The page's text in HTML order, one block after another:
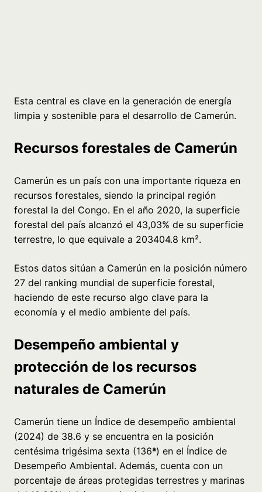
Esta central es clave en la generación de energía
limpia y sostenible para el desarrollo de Camerún.
Recursos forestales de Camerún
Camerún es un país con una importante riqueza en
recursos forestales, siendo la principal región
forestal la del Congo. En el año 2020, la superficie
forestal del país alcanzó el 43,03% de su superficie
terrestre, lo que equivale a 203404.8 km².
Estos datos sitúan a Camerún en la posición número
27 del ranking mundial de superficie forestal,
haciendo de este recurso algo clave para la
economía y el medio ambiente del país.
Desempeño ambiental y
protección de los recursos
naturales de Camerún
Camerún tiene un Índice de desempeño ambiental
(2024) de 38.6 y se encuentra en la posición
centésima trigésima sexta (136ª) en el Índice de
Desempeño Ambiental. Además, cuenta con un
porcentaje de áreas protegidas terrestres y marinas